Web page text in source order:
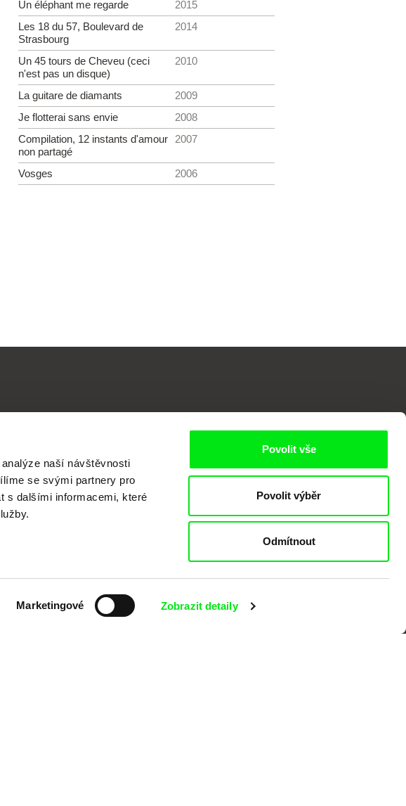
naší návštěvnosti
se svými partnery pro
s dalšími informacemi, které
Marketingové Zobrazit detaily
Povolit vše
Povolit výběr
Odmítnout
Un éléphant me regarde
2015
Les 18 du 57, Boulevard de
Strasbourg
2014
Un 45 tours de Cheveu (ceci
n'est pas un disque)
2010
La guitare de diamants
2009
Je flotterai sans envie
2008
Compilation, 12 instants d'amour
non partagé
2007
Vosges 2006
kino